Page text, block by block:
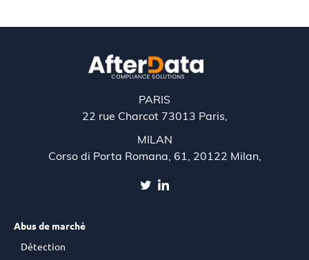
PARIS
22 rue Charcot 73013 Paris,
MILAN
Corso di Porta Romana, 61, 20122 Milan,
Abus de marché
Détection